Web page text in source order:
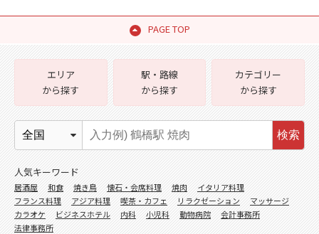
PAGE TOP
エリア
から探す
駅・路線
から探す
カテゴリー
から探す
検索
人気キーワード
居酒屋 和食 焼き鳥 懐石・会席料理 焼肉
イタリア料理
フランス料理
アジア料理 喫茶・カフェ リラクゼーション
マッサージ
カラオケ
ビジネスホテル 内科 小児科 動物病院
会計事務所
法律事務所